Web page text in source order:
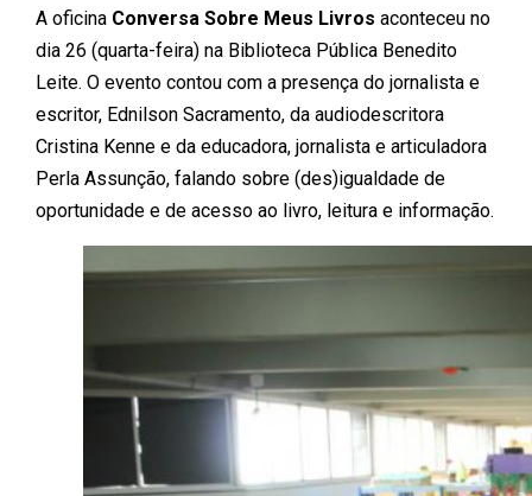
A oficina Conversa Sobre Meus Livros aconteceu no
dia 26 (quarta-feira) na Biblioteca Pública Benedito
Leite. O evento contou com a presença do jornalista e
escritor, Ednilson Sacramento, da audiodescritora
Cristina Kenne e da educadora, jornalista e articuladora
Perla Assunção, falando sobre (des)igualdade de
oportunidade e de acesso ao livro, leitura e informação.